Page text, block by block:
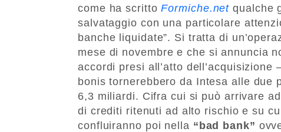
come ha scrittoFormiche.net qualche
salvataggio con una particolare
banche liquidate”. Si tratta di
mese di novembre e che si annuncia
accordi presi all’atto
bonis tornerebbero da Intesa alle due
6,3 miliardi. Cifra cui si può arrivare
di crediti ritenuti ad alto rischio e su
confluiranno poi nella “bad bank”